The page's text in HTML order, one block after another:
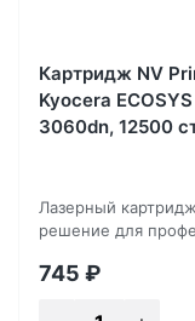
Картридж NV
Kyocera
3060dn, 12500
Лазерный
решение для
745 ₽